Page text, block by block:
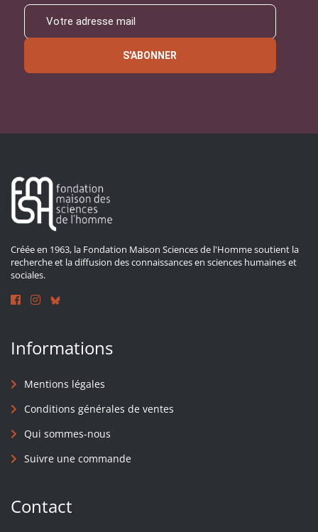
S'ABONNER
Créée en 1963, la Fondation Maison Sciences de l'Homme soutient la
recherche et la diffusion des connaissances en sciences humaines et
sociales.
Informations
Mentions légales
Conditions générales de ventes
Qui sommes-nous
Suivre une commande
Contact